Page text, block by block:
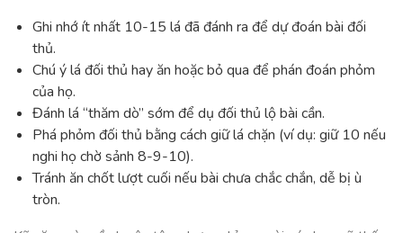
Ghi nhớ ít nhất 10-15 lá đã đánh ra để dự đoán bài đối
thủ.
Chú ý lá đối thủ hay ăn hoặc bỏ qua để phán đoán phỏm
của họ.
Đánh lá “thăm dò” sớm để dụ đối thủ lộ bài cần.
Phá phỏm đối thủ bằng cách giữ lá chặn (ví dụ: giữ 10 nếu
nghi họ chờ sảnh 8-9-10).
Tránh ăn chốt lượt cuối nếu bài chưa chắc chắn, dễ bị ù
tròn.